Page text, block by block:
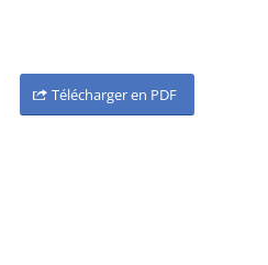
Télécharger en PDF